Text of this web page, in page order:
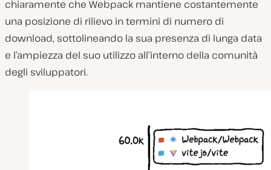
chiaramente che Webpack mantiene costantemente
una posizione di rilievo in termini di numero di
download, sottolineando la sua presenza di lunga data
e l’ampiezza del suo utilizzo all’interno della comunità
degli sviluppatori.